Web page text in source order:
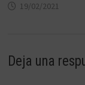
19/02/2021
Deja una